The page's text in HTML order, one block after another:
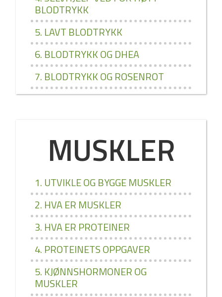
BLODTRYKK
5. LAVT BLODTRYKK
6. BLODTRYKK OG DHEA
7. BLODTRYKK OG ROSENROT
MUSKLER
1. UTVIKLE OG BYGGE MUSKLER
2. HVA ER MUSKLER
3. HVA ER PROTEINER
4. PROTEINETS OPPGAVER
5. KJØNNSHORMONER OG
MUSKLER